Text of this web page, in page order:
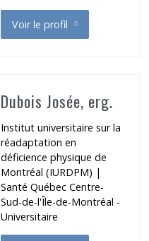
Voir le profil
de Dubé Nancy
Dubois Josée, erg.
Institut universitaire sur la
réadaptation en
déficience physique de
Montréal (IURDPM) |
Santé Québec Centre-
Sud-de-l'Île-de-Montréal -
Universitaire